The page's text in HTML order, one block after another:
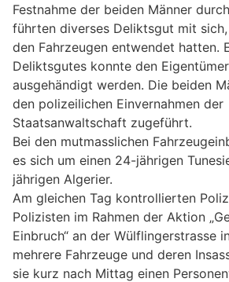
Festnahme der beiden Männer
führten diverses Deliktsgut mit
den Fahrzeugen entwendet hatten.
Deliktsgutes konnte den
ausgehändigt werden. Die beiden
den polizeilichen Einvernahmen der
Staatsanwaltschaft zugeführt.
Bei den mutmasslichen
es sich um einen 24-jährigen
jährigen Algerier.
Am gleichen Tag kontrollierten
Polizisten im Rahmen der Aktion
Einbruch“ an der Wülflingerstrasse
mehrere Fahrzeuge und deren
sie kurz nach Mittag einen